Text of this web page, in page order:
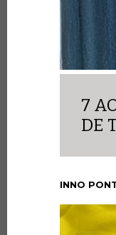
7
DE
INNO